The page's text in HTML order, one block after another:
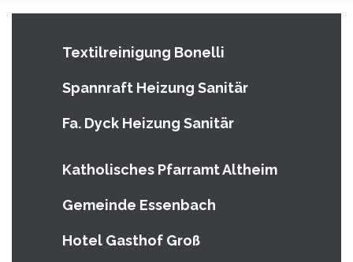
Textilreinigung Bonelli
Spannraft Heizung Sanitär
Fa. Dyck Heizung Sanitär
Katholisches Pfarramt Altheim
Gemeinde Essenbach
Hotel Gasthof Groß